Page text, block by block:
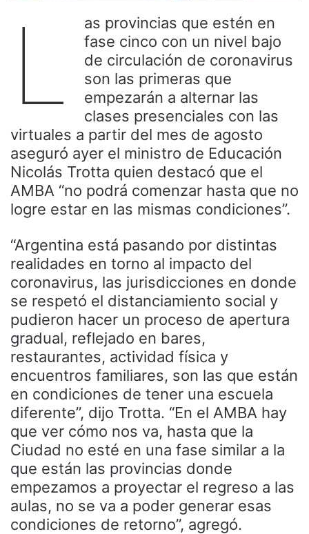
L
as provincias que estén en
fase cinco con un nivel bajo
de circulación de coronavirus
son las primeras que
empezarán a alternar las
clases presenciales con las
virtuales a partir del mes de agosto
aseguró ayer el ministro de Educación
Nicolás Trotta quien destacó que el
AMBA “no podrá comenzar hasta que no
logre estar en las mismas condiciones”.
“Argentina está pasando por distintas
realidades en torno al impacto del
coronavirus, las jurisdicciones en donde
se respetó el distanciamiento social y
pudieron hacer un proceso de apertura
gradual, reflejado en bares,
restaurantes, actividad física y
encuentros familiares, son las que están
en condiciones de tener una escuela
diferente”, dijo Trotta. “En el AMBA hay
que ver cómo nos va, hasta que la
Ciudad no esté en una fase similar a la
que están las provincias donde
empezamos a proyectar el regreso a las
aulas, no se va a poder generar esas
condiciones de retorno”, agregó.